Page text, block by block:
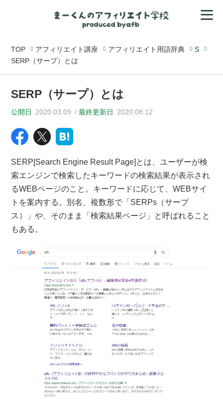
TOP アフィリエイト講座 アフィリエイト用語辞典
S
SERP（サープ）とは
SERP（サープ）とは
公開日 2020.03.09 最終更新日 2020.08.12
SERP[Search Engine Result Page]とは、ユーザーが検
索エンジンで検索したキーワードの検索結果が表示され
るWEBページのこと。キーワードに応じて、WEBサイ
トを案内する。別名、複数形で「SERPs（サープ
ス）」や、そのまま「検索結果ページ」と呼ばれること
もある。